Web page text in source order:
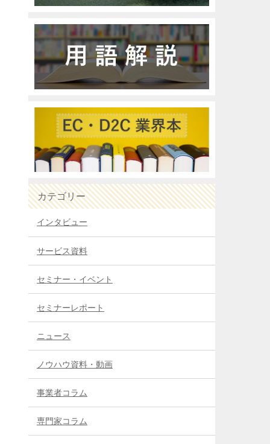
カテゴリー
インタビュー
サービス資料
セミナー・イベント
セミナーレポート
ニュース
ノウハウ資料・動画
事業者コラム
専門家コラム